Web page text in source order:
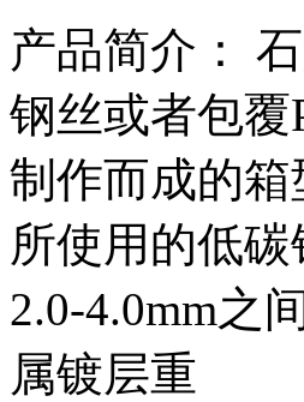
产品简介：
钢丝或者包
制作而成的
所使用的低
2.0-4.0mm之
属镀层重